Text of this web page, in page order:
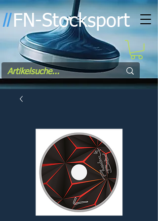
ll FN-Stocksport